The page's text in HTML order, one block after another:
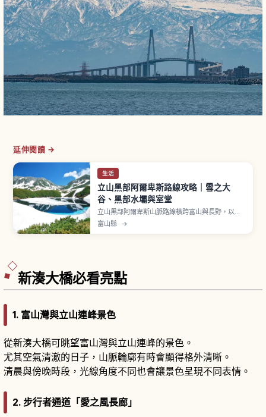
延伸閱讀 →
生活
立山黑部阿爾卑斯路線攻略｜雪之大
谷、黑部水壩與室堂
立山黑部阿爾卑斯山脈路線橫跨富山與長野，以雪
之大谷、室堂高原與黑部水壩等景點聞名，是想體
富山縣 →
新湊大橋必看亮點
1. 富山灣與立山連峰景色
從新湊大橋可眺望富山灣與立山連峰的景色。
尤其空氣清澈的日子，山脈輪廓有時會顯得格外清晰。
清晨與傍晚時段，光線角度不同也會讓景色呈現不同表情。
2. 步行者通道「愛之風長廊」